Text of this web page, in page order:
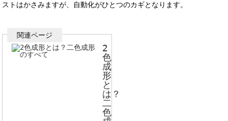
ストはかさみますが、自動化がひとつのカギとなります。
2
色
成
形
と
は？
二
色